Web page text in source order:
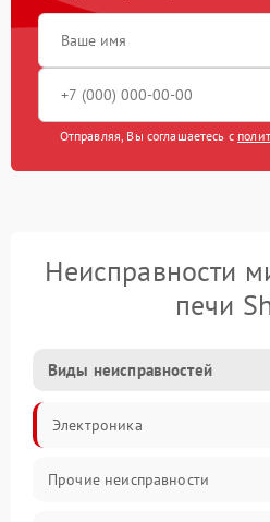
Отправляя, Вы соглашаетесь с
Неисправности
печи
Виды неисправностей
Электроника
Прочие неисправности